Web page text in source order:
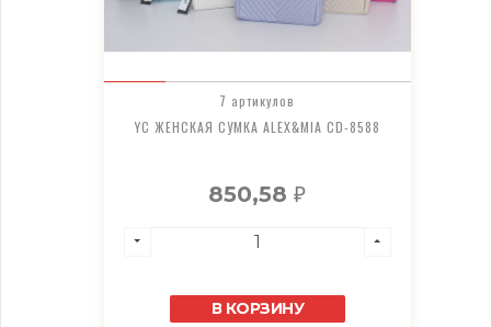
7 артикулов
YC ЖЕНСКАЯ СУМКА ALEX&MIA CD-8588
850,58₽
В КОРЗИНУ